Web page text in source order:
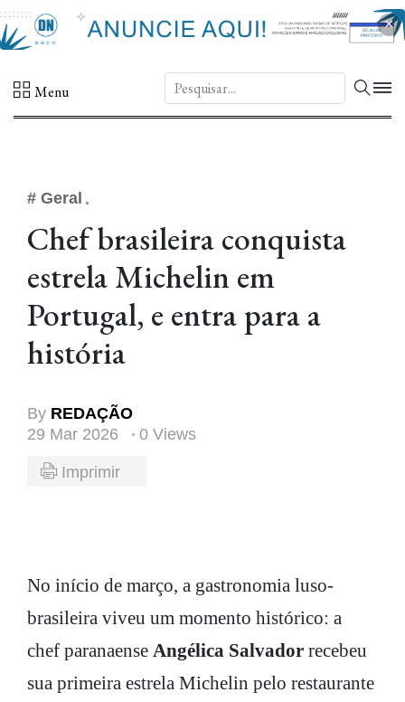
×
Menu DN.
# Geral
Chef brasileira conquista
estrela Michelin em
Portugal, e entra para a
história
By REDAÇÃO
29 Mar 2026
0 Views
Imprimir
No início de março, a gastronomia luso-
brasileira viveu um momento histórico: a
chef paranaense Angélica Salvador recebeu
sua primeira estrela Michelin pelo restaurante